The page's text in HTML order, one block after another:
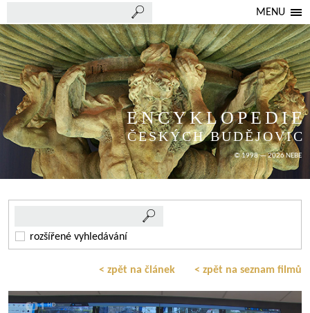
MENU
ENCYKLOPEDIE
ČESKÝCH BUDĚJOVIC
© 1998 — 2026 NEBE
rozšířené vyhledávání
< zpět na článek < zpět na seznam filmů